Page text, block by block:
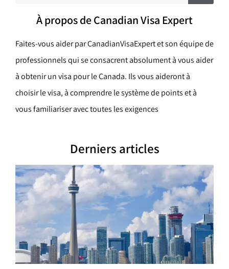
e
c
h
e
r
r
À propos de Canadian Visa Expert
Faites-vous aider par CanadianVisaExpert et son équipe de
professionnels qui se consacrent absolument à vous aider
à obtenir un visa pour le Canada. Ils vous aideront à
choisir le visa, à comprendre le système de points et à
vous familiariser avec toutes les exigences
Derniers articles